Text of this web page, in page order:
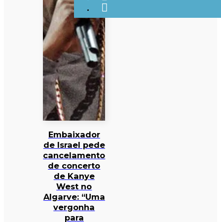
Embaixador
de Israel pede
cancelamento
de concerto
de Kanye
West no
Algarve: “Uma
vergonha
para